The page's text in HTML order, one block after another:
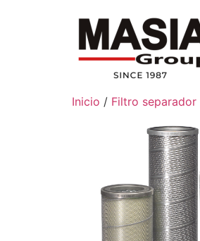
Inicio / Filtro separador